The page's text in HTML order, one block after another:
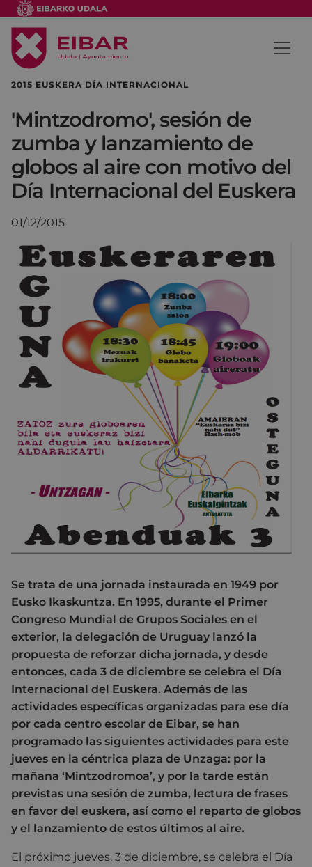
2015 EUSKERA DÍA INTERNACIONAL
'Mintzodromo', sesión de
zumba y lanzamiento de
globos al aire con motivo del
Día Internacional del Euskera
01/12/2015
Se trata de una jornada instaurada en 1949 por
Eusko Ikaskuntza. En 1995, durante el Primer
Congreso Mundial de Grupos Sociales en el
exterior, la delegación de Uruguay lanzó la
propuesta de reforzar dicha jornada, y desde
entonces, cada 3 de diciembre se celebra el Día
Internacional del Euskera. Además de las
actividades específicas organizadas para ese día
por cada centro escolar de Eibar, se han
programado las siguientes actividades para este
jueves en la céntrica plaza de Unzaga: por la
mañana ‘Mintzodromoa’, y por la tarde están
previstas una sesión de zumba, lectura de frases
en favor del euskera, así como el reparto de globos
y el lanzamiento de estos últimos al aire.
El próximo jueves, 3 de diciembre, se celebra el Día